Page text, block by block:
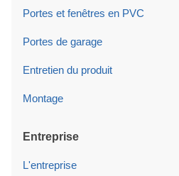
Portes et fenêtres en PVC
Portes de garage
Entretien du produit
Montage
Entreprise
L'entreprise